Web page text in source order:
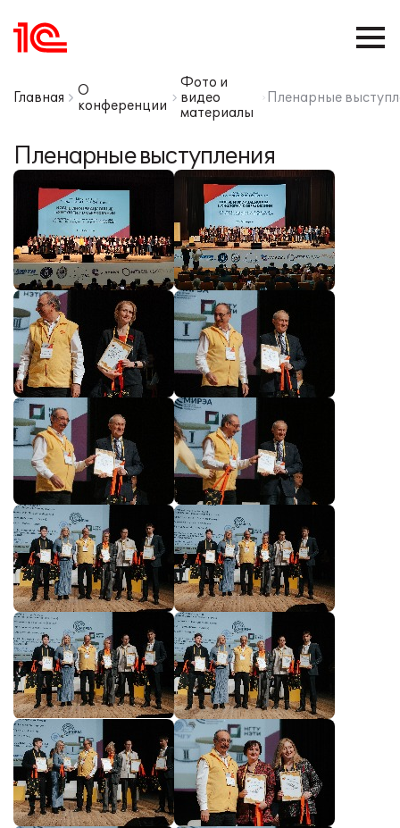
Главная
О
конференции
Фото и
видео
материалы
Пленарные
Пленарные выступления